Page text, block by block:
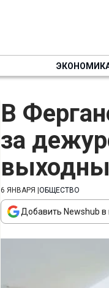
В
за
6 ЯНВАРЯ ОБЩЕСТВО
Добавить Newshub в